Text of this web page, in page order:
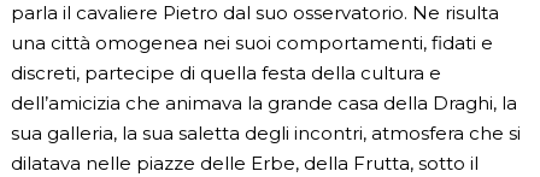
parla il cavaliere Pietro dal suo osservatorio. Ne risulta
una città omogenea nei suoi comportamenti, fidati e
discreti, partecipe di quella festa della cultura e
dell’amicizia che animava la grande casa della Draghi, la
sua galleria, la sua saletta degli incontri, atmosfera che si
dilatava nelle piazze delle Erbe, della Frutta, sotto il